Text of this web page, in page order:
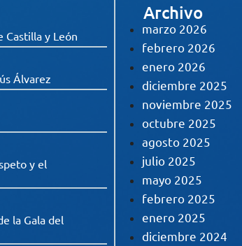
Castilla y León
Álvarez
y el
la Gala del
Archivo
marzo 2026
febrero 2026
enero 2026
diciembre 2025
noviembre 2025
octubre 2025
agosto 2025
julio 2025
mayo 2025
febrero 2025
enero 2025
diciembre 2024